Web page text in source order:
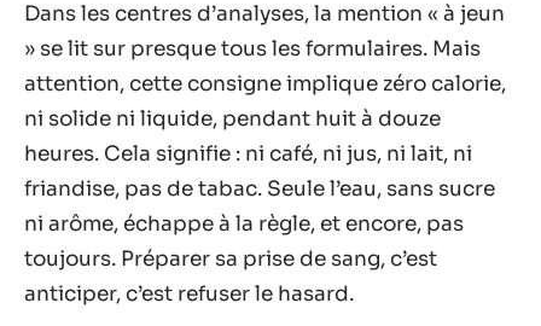
Dans les centres d’analyses, la mention « à jeun
» se lit sur presque tous les formulaires. Mais
attention, cette consigne implique zéro calorie,
ni solide ni liquide, pendant huit à douze
heures. Cela signifie : ni café, ni jus, ni lait, ni
friandise, pas de tabac. Seule l’eau, sans sucre
ni arôme, échappe à la règle, et encore, pas
toujours. Préparer sa prise de sang, c’est
anticiper, c’est refuser le hasard.